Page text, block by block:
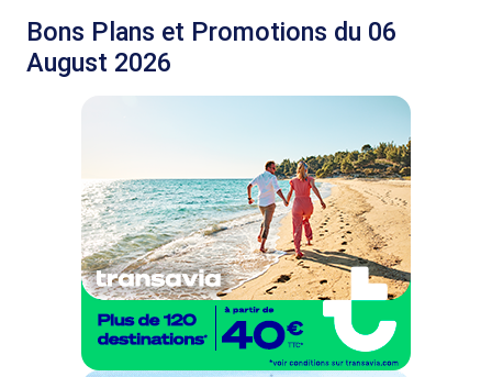
Bons Plans et Promotions du 06
August 2026